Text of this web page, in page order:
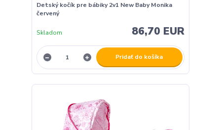
Detský kočík pre bábiky 2v1 New Baby Monika
červený
86,70 EUR
Skladom
Pridať do košíka